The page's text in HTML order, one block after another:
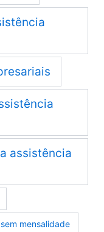
assistência
mensalidade